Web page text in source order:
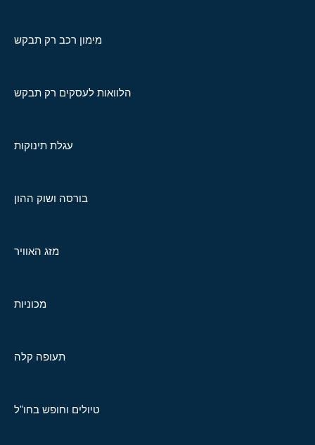
מימון רכב רק תבקש
הלוואות לעסקים רק תבקש
עגלת תינוקות
בורסה ושוק ההון
מזג האוויר
מכוניות
תעופה קלה
טיולים וחופש בחו"ל